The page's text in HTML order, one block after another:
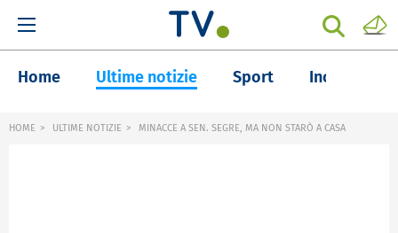
Home Ultime notizie Sport Inchieste
HOME ULTIME NOTIZIE MINACCE A SEN. SEGRE, MA NON STARÒ A CASA